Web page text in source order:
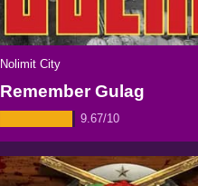
Nolimit City
Remember Gulag
9.67/10